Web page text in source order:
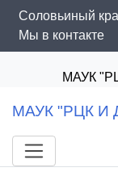
Соловьиный
Мы в контакте
МАУК
МАУК "РЦК И